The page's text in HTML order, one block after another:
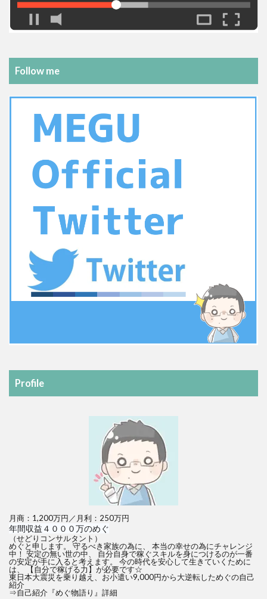
Follow me
Profile
月商：1,200万円／月利：250万円
年間収益４０００万のめぐ
（せどりコンサルタント）
めぐと申します。 守るべき家族の為に、 本当の幸せの為にチャレンジ
中！ 安定の無い世の中、 自分自身で稼ぐスキルを身につけるのが一番
の安定が手に入ると考えます。 今の時代を安心して生きていくために
は、 【自分で稼げる力】が必要です☆
東日本大震災を乗り越え、お小遣い9,000円から大逆転しためぐの自己
紹介
⇒自己紹介『めぐ物語り』詳細